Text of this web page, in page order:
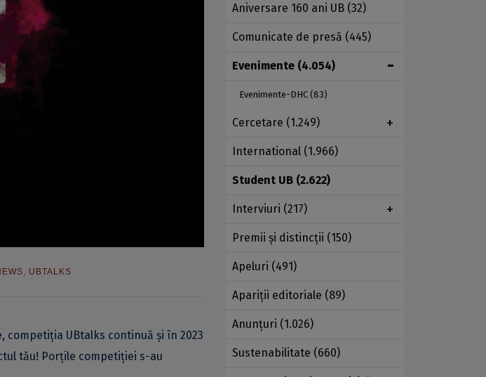
, UBTALKS
competiția UBtalks continuă și în 2023
tău! Porțile competiției s-au
Aniversare 160 ani UB (32)
Comunicate de presă (445)
Evenimente (4.054)
Evenimente-DHC (83)
Cercetare (1.249)
International (1.966)
Student UB (2.622)
Interviuri (217)
Premii şi distincţii (150)
Apeluri (491)
Apariţii editoriale (89)
Anunţuri (1.026)
Sustenabilitate (660)